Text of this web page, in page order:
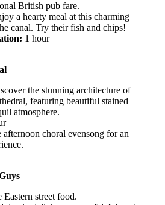
British pub fare.
a hearty meal at this charming
canal. Try their fish and chips!
1 hour
the stunning architecture of
featuring beautiful stained
atmosphere.
afternoon choral evensong for an
Eastern street food.